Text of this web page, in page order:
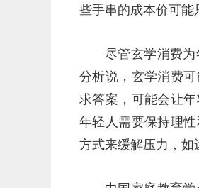
些手串的成本价可能
尽管玄学消费
分析说，玄学消费
求答案，可能会让
年轻人需要保持理
方式来缓解压力，如